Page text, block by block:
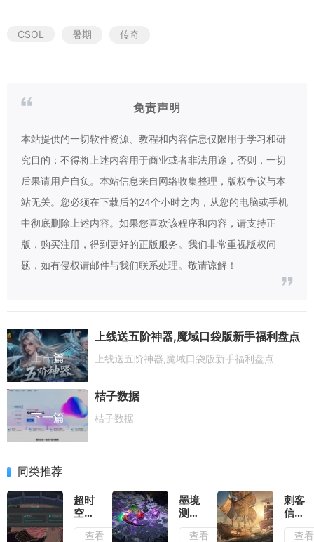
CSOL 暑期 传奇
免责声明
本站提供的一切软件资源、教程和内容信息仅限用于学习和研
究目的；不得将上述内容用于商业或者非法用途，否则，一切
后果请用户自负。本站信息来自网络收集整理，版权争议与本
站无关。您必须在下载后的24个小时之内，从您的电脑或手机
中彻底删除上述内容。如果您喜欢该程序和内容，请支持正
版，购买注册，得到更好的正版服务。我们非常重视版权问
题，如有侵权请邮件与我们联系处理。敬请谅解！
上一篇
上线送五阶神器,魔域口袋版新手福利盘点
上线送五阶神器,魔域口袋版新手福利盘点
下一篇
桔子数据
桔子数据
同类推荐
超时
空地
牢测
评：
查看
墨境
测
评：
墨宝
查看
刺客
信条
黑旗
记忆
查看